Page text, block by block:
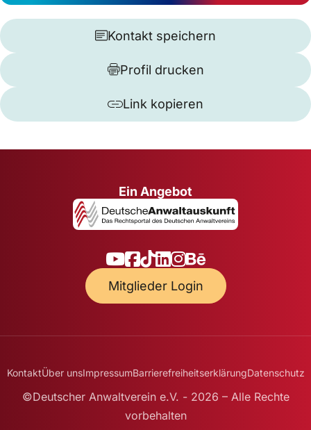
Kontakt speichern
Profil drucken
Link kopieren
Ein Angebot
Mitglieder Login
KontaktÜber unsImpressumBarrierefreiheitserklärungDatenschutz
©Deutscher Anwaltverein e.V. - 2026 – Alle Rechte
vorbehalten